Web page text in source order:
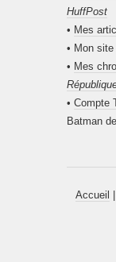
HuffPost
• Mes
• Mon
• Mes
• Compte
Batman
Accueil